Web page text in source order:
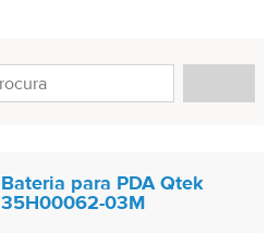
Bateria para PDA Qtek
35H00062-03M